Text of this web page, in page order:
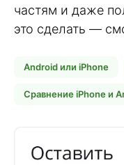
частям и даже
это сделать —
Android или iPhone
Сравнение iPhone и